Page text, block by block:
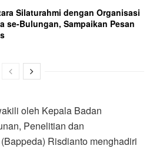
Silaturahmi dengan Organisasi
se-Bulungan, Sampaikan Pesan
oleh Kepala Badan
Penelitian dan
Risdianto menghadiri